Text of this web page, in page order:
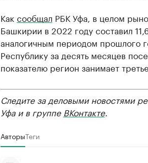
Как сообщал РБК Уфа, в целом
Башкирии в 2022 году составил
аналогичным периодом прошлого
Республику за десять месяцев
показателю регион занимает
Следите за деловыми новостями
Уфа и в группе ВКонтакте.
АвторыТеги